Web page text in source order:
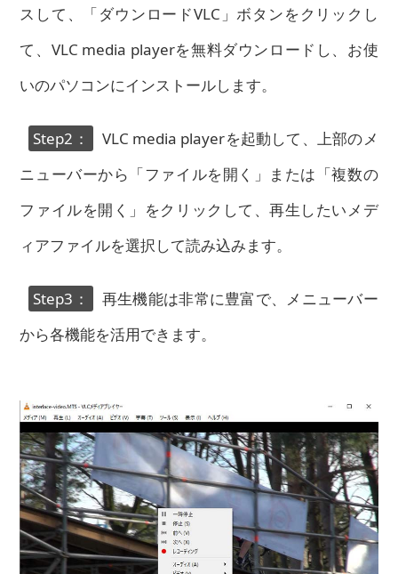
スして、「ダウンロードVLC」ボタンをクリックし
て、VLC media playerを無料ダウンロードし、お使
いのパソコンにインストールします。
Step2：
VLC media playerを起動して、上部のメ
ニューバーから「ファイルを開く」または「複数の
ファイルを開く」をクリックして、再生したいメデ
ィアファイルを選択して読み込みます。
Step3：
再生機能は非常に豊富で、メニューバー
から各機能を活用できます。